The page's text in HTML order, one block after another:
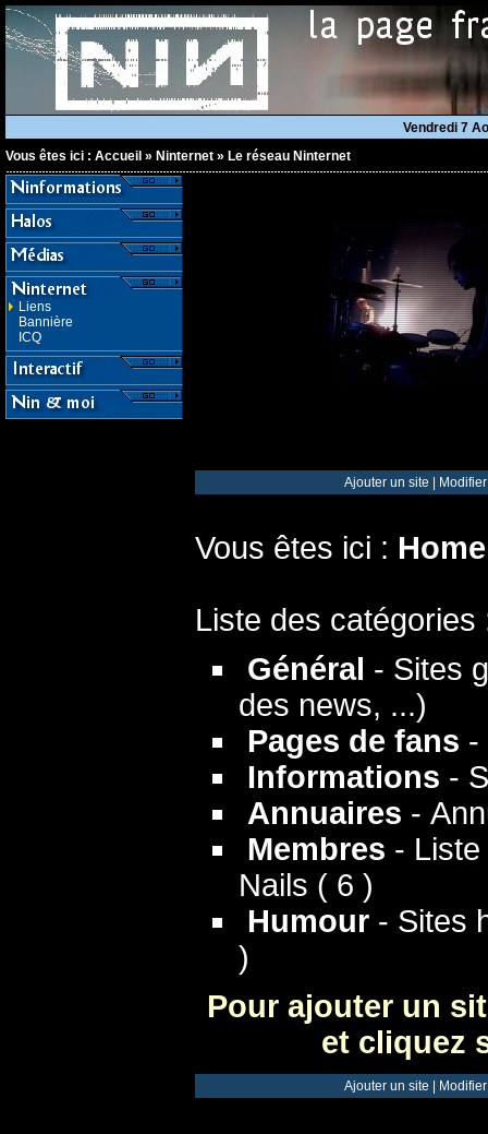
Vendredi 7
Vous êtes ici : Accueil » Ninternet » Le réseau Ninternet
Liens
Bannière
ICQ
Ajouter un site
Vous êtes ici : Home
Liste des catégories
Général - Sites
des news, ...)
Pages de fans -
Informations -
Annuaires -
Membres -
Nails ( 6 )
Humour - Sites
)
Pour ajouter un
et cliquez
Ajouter un site